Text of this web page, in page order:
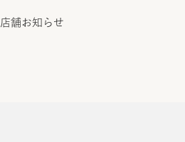
店舗お知らせ